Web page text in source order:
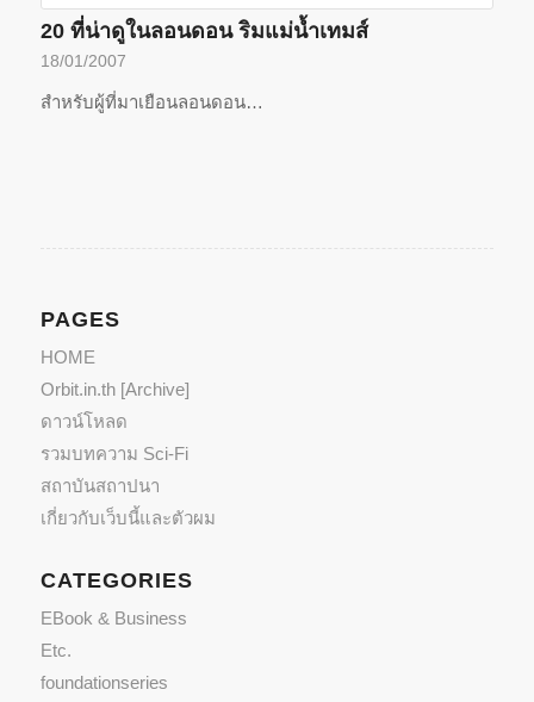
20 ที่น่าดูในลอนดอน ริมแม่น้ำเทมส์
18/01/2007
สำหรับผู้ที่มาเยือนลอนดอน…
PAGES
HOME
Orbit.in.th [Archive]
ดาวน์โหลด
รวมบทความ Sci-Fi
สถาบันสถาปนา
เกี่ยวกับเว็บนี้และตัวผม
CATEGORIES
EBook & Business
Etc.
foundationseries